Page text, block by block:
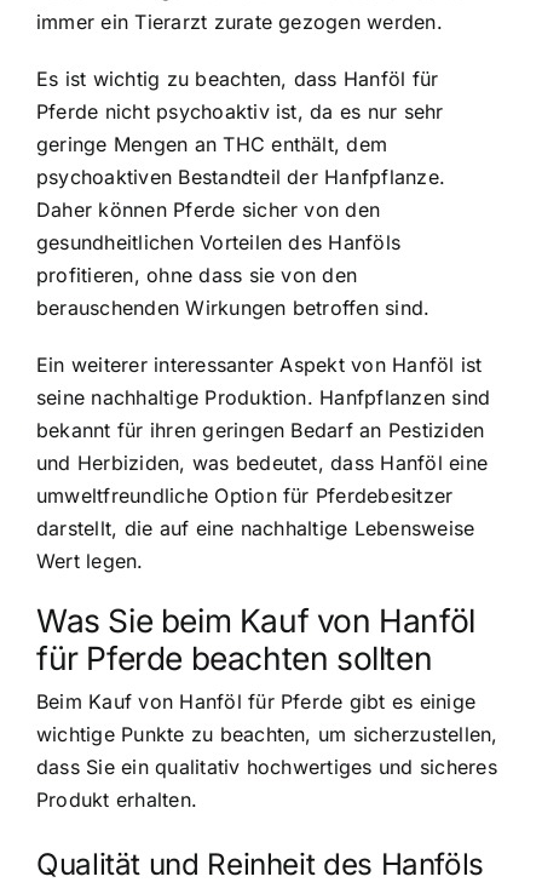
immer ein Tierarzt zurate gezogen werden.
Es ist wichtig zu beachten, dass Hanföl für
Pferde nicht psychoaktiv ist, da es nur sehr
geringe Mengen an THC enthält, dem
psychoaktiven Bestandteil der Hanfpflanze.
Daher können Pferde sicher von den
gesundheitlichen Vorteilen des Hanföls
profitieren, ohne dass sie von den
berauschenden Wirkungen betroffen sind.
Ein weiterer interessanter Aspekt von Hanföl ist
seine nachhaltige Produktion. Hanfpflanzen sind
bekannt für ihren geringen Bedarf an Pestiziden
und Herbiziden, was bedeutet, dass Hanföl eine
umweltfreundliche Option für Pferdebesitzer
darstellt, die auf eine nachhaltige Lebensweise
Wert legen.
Was Sie beim Kauf von Hanföl
für Pferde beachten sollten
Beim Kauf von Hanföl für Pferde gibt es einige
wichtige Punkte zu beachten, um sicherzustellen,
dass Sie ein qualitativ hochwertiges und sicheres
Produkt erhalten.
Qualität und Reinheit des Hanföls